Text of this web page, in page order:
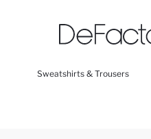
Sweatshirts & Trousers